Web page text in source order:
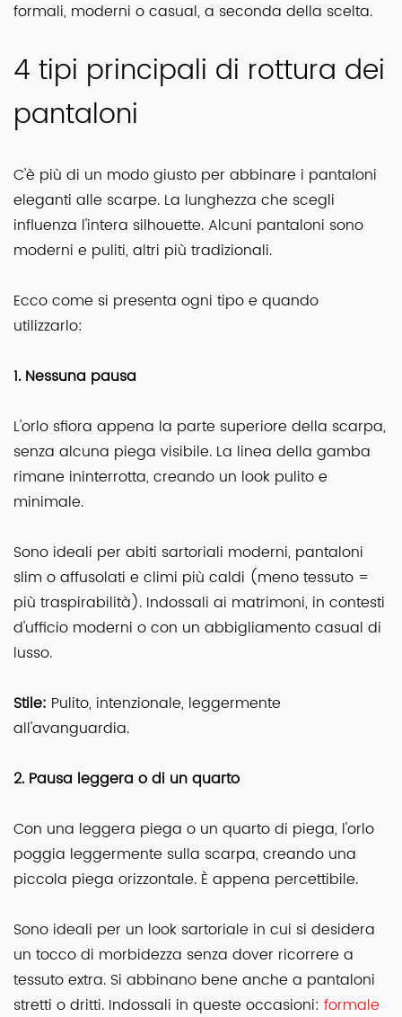
formali, moderni o casual, a seconda della scelta.
4 tipi principali di rottura dei
pantaloni
C'è più di un modo giusto per abbinare i pantaloni
eleganti alle scarpe. La lunghezza che scegli
influenza l'intera silhouette. Alcuni pantaloni sono
moderni e puliti, altri più tradizionali.
Ecco come si presenta ogni tipo e quando
utilizzarlo:
1. Nessuna pausa
L'orlo sfiora appena la parte superiore della scarpa,
senza alcuna piega visibile. La linea della gamba
rimane ininterrotta, creando un look pulito e
minimale.
Sono ideali per abiti sartoriali moderni, pantaloni
slim o affusolati e climi più caldi (meno tessuto =
più traspirabilità). Indossali ai matrimoni, in contesti
d'ufficio moderni o con un abbigliamento casual di
lusso.
Stile: Pulito, intenzionale, leggermente
all'avanguardia.
2. Pausa leggera o di un quarto
Con una leggera piega o un quarto di piega, l'orlo
poggia leggermente sulla scarpa, creando una
piccola piega orizzontale. È appena percettibile.
Sono ideali per un look sartoriale in cui si desidera
un tocco di morbidezza senza dover ricorrere a
tessuto extra. Si abbinano bene anche a pantaloni
stretti o dritti. Indossali in queste occasioni: formale